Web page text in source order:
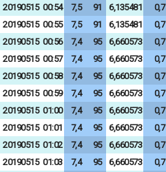
20190515 00:54 7,5 91 6,135481 0,7
20190515 00:55 7,5 91 6,135481 0,7
20190515 00:56 7,4 95 6,660573 0,7
20190515 00:57 7,4 95 6,660573 0,7
20190515 00:58 7,4 95 6,660573 0,7
20190515 00:59 7,4 95 6,660573 0,7
20190515 01:00 7,4 95 6,660573 0,7
20190515 01:01 7,4 95 6,660573 0,7
20190515 01:02 7,4 95 6,660573 0,7
20190515 01:03 7,4 95 6,660573 0,7